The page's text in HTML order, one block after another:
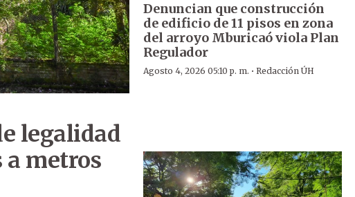
legalidad
a metros
Denuncian que construcción
de edificio de 11 pisos en zona
del arroyo Mburicaó viola Plan
Regulador
Agosto 4, 2026 05:10 p. m. · Redacción ÚH